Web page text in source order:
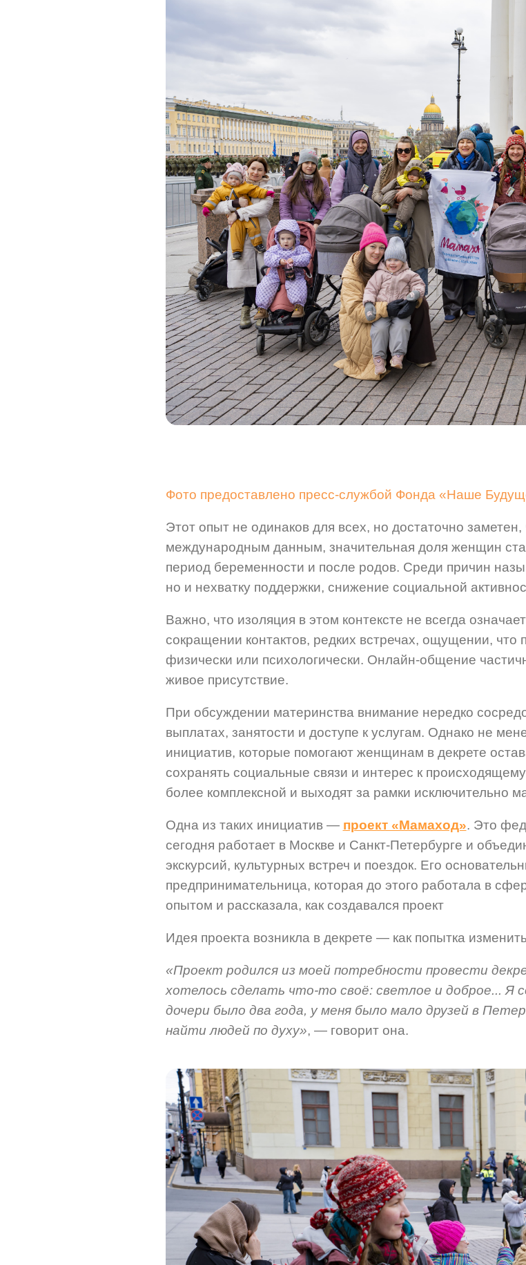
Фото предоставлено пресс-службой Фонда «Наше
Этот опыт не одинаков для всех, но достаточно
международным данным, значительная доля женщин
период беременности и после родов. Среди причин
но и нехватку поддержки, снижение социальной
Важно, что изоляция в этом контексте не всегда
сокращении контактов, редких встречах, ощущении,
физически или психологически. Онлайн-общение
живое присутствие.
При обсуждении материнства внимание нередко
выплатах, занятости и доступе к услугам. Однако не
инициатив, которые помогают женщинам в декрете
сохранять социальные связи и интерес к
более комплексной и выходят за рамки исключительно
Одна из таких инициатив — проект «Мамаход». Это
сегодня работает в Москве и Санкт-Петербурге и об
экскурсий, культурных встреч и поездок. Его
предпринимательница, которая до этого работала в
опытом и рассказала, как создавался проект
Идея проекта возникла в декрете — как попытка
«Проект родился из моей потребности провести
хотелось сделать что-то своё: светлое и доброе... Я
дочери было два года, у меня было мало друзей в
найти людей по духу», — говорит она.